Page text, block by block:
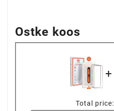
Ostke koos
+
Total price: